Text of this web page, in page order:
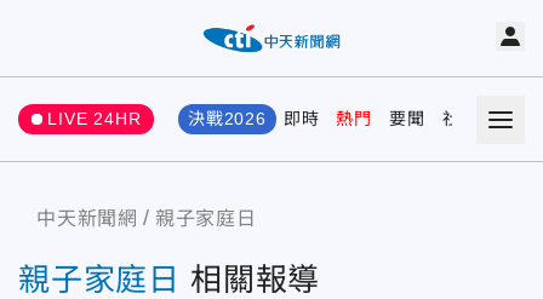
LIVE 24HR 決戰2026 即時 熱門 要聞 社會 娛樂
中天新聞網 親子家庭日
親子家庭日 相關報導